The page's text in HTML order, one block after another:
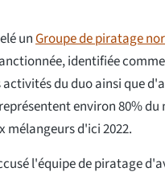
unGroupe de piratage
identifiée
du duo ainsi que
environ 80%
d'ici 2022.
l'équipe de piratage